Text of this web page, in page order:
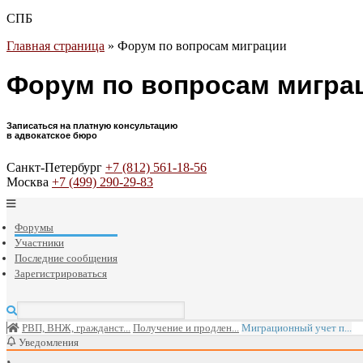
СПБ
Главная страница » Форум по вопросам миграции
Форум по вопросам
Записаться на платную консультацию
в адвокатское бюро
Санкт-Петербург +7 (812) 561-18-56
Москва +7 (499) 290-29-83
Форумы
Участники
Последние сообщения
Зарегистрироваться
РВП, ВНЖ, гражданст... Получение и продлен... Миграционный учет п...
Уведомления